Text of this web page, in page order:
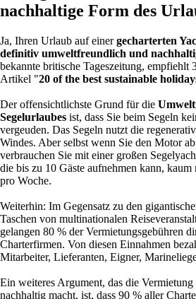
nachhaltige Form des
Ja, Ihren Urlaub auf einergecharterten
definitiv umweltfreundlich und
bekannte britische Tageszeitung, empfiehlt
Artikel "20 of the best sustainable
Der offensichtlichste Grund für die
Segelurlaubes ist, dass Sie beim Segeln
vergeuden. Das Segeln nutzt die
Windes. Aber selbst wenn Sie den Motor
verbrauchen Sie mit einer großen
die bis zu 10 Gäste aufnehmen kann,
pro Woche.
Weiterhin: Im Gegensatz zu den
Taschen von multinationalen
gelangen 80 % der Vermietungsgebühren
Charterfirmen. Von diesen Einnahmen
Mitarbeiter, Lieferanten, Eigner,
Ein weiteres Argument, das die
nachhaltig macht, ist, dass 90 % aller